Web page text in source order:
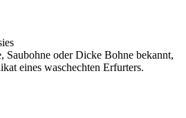
Saubohne oder Dicke Bohne bekannt,
eines waschechten Erfurters.